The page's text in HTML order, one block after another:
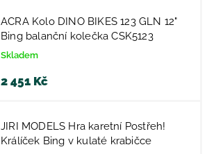
ACRA Kolo DINO BIKES 123 GLN 12"
Bing balanční kolečka CSK5123
Skladem
2 451 Kč
JIRI MODELS Hra karetní Postřeh!
Králíček Bing v kulaté krabičce